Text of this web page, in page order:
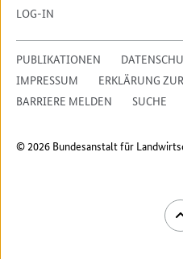
LOG-IN
PUBLIKATIONEN
IMPRESSUM
ERKLÄRUNG
BARRIERE MELDEN
SUCHE
© 2026 Bundesanstalt für